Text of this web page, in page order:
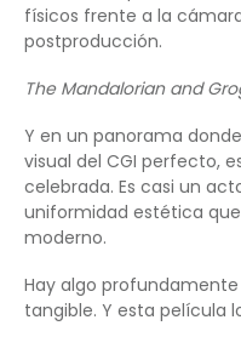
físicos frente a la
postproducción.
The Mandalorian and
Y en un panorama
visual del CGI perfecto,
celebrada. Es casi un
uniformidad estética
moderno.
Hay algo
tangible. Y esta película